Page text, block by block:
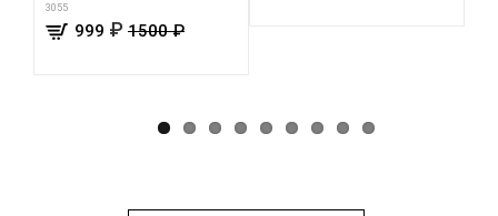
3055
999 ₽ 1500 ₽